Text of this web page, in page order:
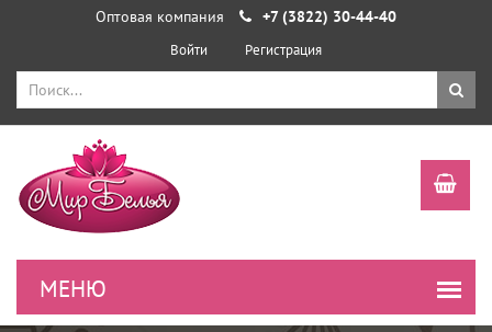
Оптовая компания +7 (3822) 30-44-40
Войти Регистрация